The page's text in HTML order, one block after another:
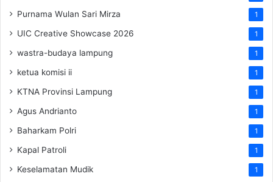
Purnama Wulan Sari Mirza 1
UIC Creative Showcase 2026 1
wastra-budaya lampung 1
ketua komisi ii 1
KTNA Provinsi Lampung 1
Agus Andrianto 1
Baharkam Polri 1
Kapal Patroli 1
Keselamatan Mudik 1